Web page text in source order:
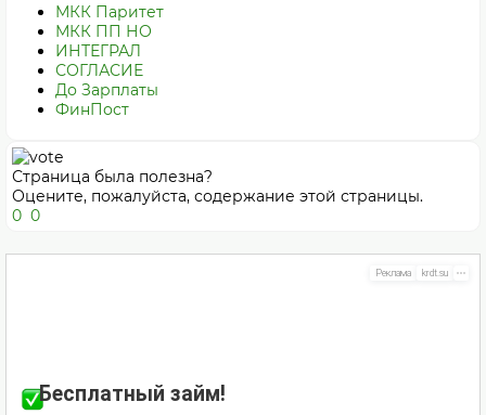
МКК Паритет
МКК ПП НО
ИНТЕГРАЛ
СОГЛАСИЕ
До Зарплаты
ФинПост
Страница была полезна?
Оцените, пожалуйста, содержание этой страницы.
0 0